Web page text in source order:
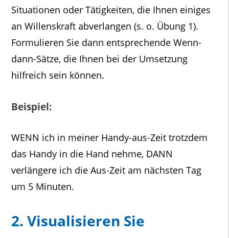
Situationen oder Tätigkeiten, die Ihnen einiges
an Willenskraft abverlangen (s. o. Übung 1).
Formulieren Sie dann entsprechende Wenn-
dann-Sätze, die Ihnen bei der Umsetzung
hilfreich sein können.
Beispiel:
WENN ich in meiner Handy-aus-Zeit trotzdem
das Handy in die Hand nehme, DANN
verlängere ich die Aus-Zeit am nächsten Tag
um 5 Minuten.
2. Visualisieren Sie